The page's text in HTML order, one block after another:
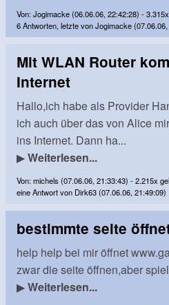
Von: Jogimacke (06.06.06, 22:42:28) -
6 Antworten, letzte von Jogimacke
Mit WLAN Router
Internet
Hallo,ich habe als Provider
ich auch über das von Alice
ins Internet. Dann ha...
▶Weiterlesen...
Von: michels (07.06.06, 21:33:43) - 2.215x
eine Antwort von Dirk63 (07.06.06, 21:49:09)
bestimmte seite
help help bei mir öffnet
zwar die seite öffnen,aber
▶Weiterlesen...